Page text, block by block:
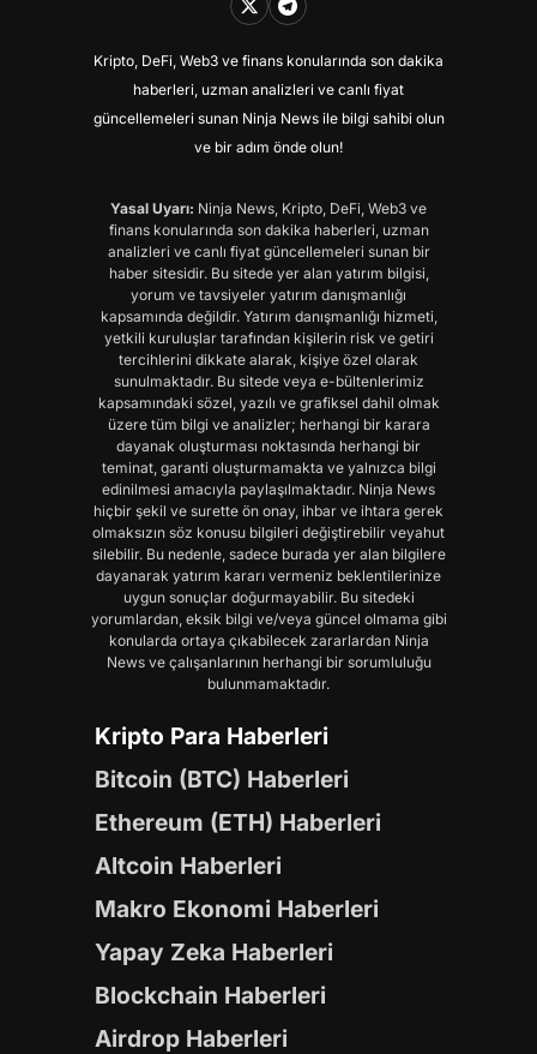
Kripto, DeFi, Web3 ve finans konularında son dakika
haberleri, uzman analizleri ve canlı fiyat
güncellemeleri sunan Ninja News ile bilgi sahibi olun
ve bir adım önde olun!
Yasal Uyarı: Ninja News, Kripto, DeFi, Web3 ve
finans konularında son dakika haberleri, uzman
analizleri ve canlı fiyat güncellemeleri sunan bir
haber sitesidir. Bu sitede yer alan yatırım bilgisi,
yorum ve tavsiyeler yatırım danışmanlığı
kapsamında değildir. Yatırım danışmanlığı hizmeti,
yetkili kuruluşlar tarafından kişilerin risk ve getiri
tercihlerini dikkate alarak, kişiye özel olarak
sunulmaktadır. Bu sitede veya e-bültenlerimiz
kapsamındaki sözel, yazılı ve grafiksel dahil olmak
üzere tüm bilgi ve analizler; herhangi bir karara
dayanak oluşturması noktasında herhangi bir
teminat, garanti oluşturmamakta ve yalnızca bilgi
edinilmesi amacıyla paylaşılmaktadır. Ninja News
hiçbir şekil ve surette ön onay, ihbar ve ihtara gerek
olmaksızın söz konusu bilgileri değiştirebilir veyahut
silebilir. Bu nedenle, sadece burada yer alan bilgilere
dayanarak yatırım kararı vermeniz beklentilerinize
uygun sonuçlar doğurmayabilir. Bu sitedeki
yorumlardan, eksik bilgi ve/veya güncel olmama gibi
konularda ortaya çıkabilecek zararlardan Ninja
News ve çalışanlarının herhangi bir sorumluluğu
bulunmamaktadır.
Kripto Para Haberleri
Bitcoin (BTC) Haberleri
Ethereum (ETH) Haberleri
Altcoin Haberleri
Makro Ekonomi Haberleri
Yapay Zeka Haberleri
Blockchain Haberleri
Airdrop Haberleri